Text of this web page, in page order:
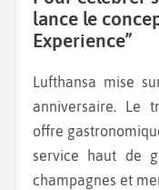
lance le
Experience”
Lufthansa mise sur l'excellence pour son 100ème
anniversaire. Le
offre
service haut de
champagnes et